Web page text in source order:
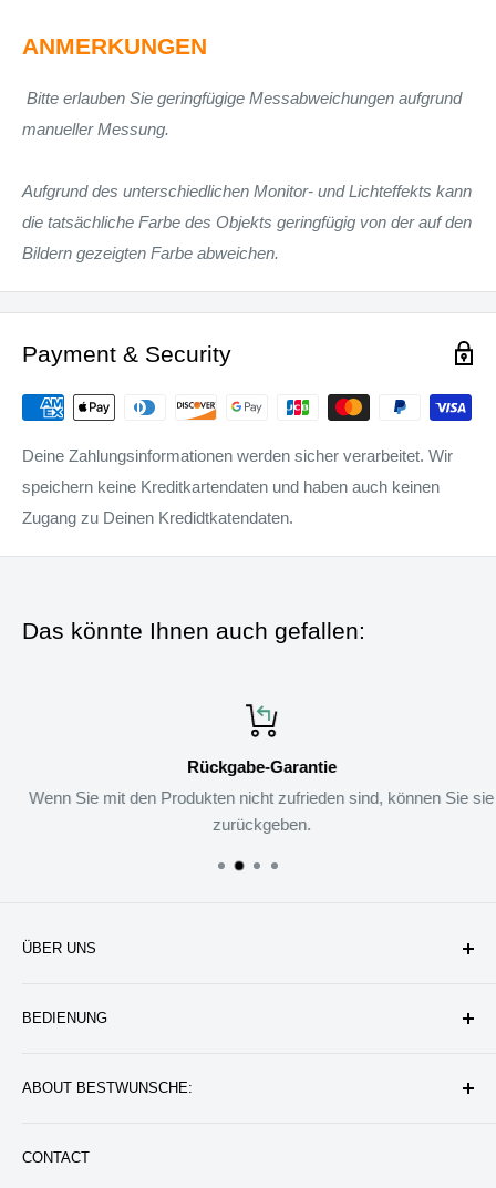
ANMERKUNGEN
Bitte erlauben Sie geringfügige Messabweichungen aufgrund
manueller Messung.
Aufgrund des unterschiedlichen Monitor- und Lichteffekts kann
die tatsächliche Farbe des Objekts geringfügig von der auf den
Bildern gezeigten Farbe abweichen.
Payment & Security
Deine Zahlungsinformationen werden sicher verarbeitet. Wir
speichern keine Kreditkartendaten und haben auch keinen
Zugang zu Deinen Kredidtkatendaten.
Das könnte Ihnen auch gefallen:
Rückgabe-Garantie
Wenn Sie mit den Produkten nicht zufrieden sind, können Sie sie
zurückgeben.
ÜBER UNS
Datenschutzerklärung
Service & Verpflichtung
BEDIENUNG
Versand & Bearbeitung
CONTACT
ABOUT BESTWUNSCHE:
finden, die das Leben besser machen können. Wir werden